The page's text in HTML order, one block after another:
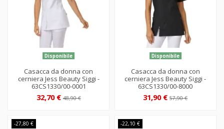
Disponibile
Casacca da donna con
cerniera Jess Beauty Siggi -
63CS1330/00-0001
32,70 €48,90 €
Disponibile
Casacca da donna con
cerniera Jess Beauty Siggi -
63CS1330/00-8000
31,90 €57,90 €
-27,80 € -22,10 €